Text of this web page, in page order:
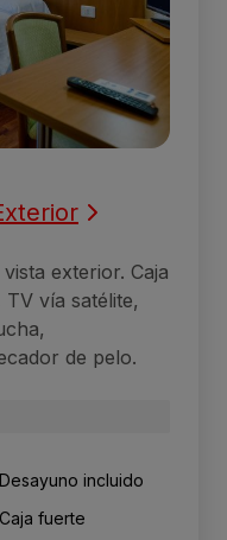
exterior. Caja
vía satélite,
de pelo.
Desayuno incluido
Caja fuerte